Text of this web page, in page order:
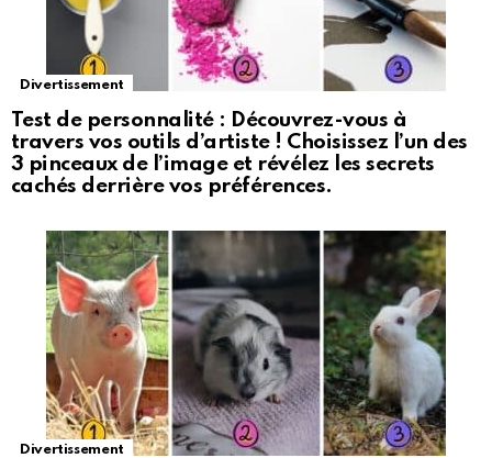
Divertissement
Test de personnalité : Découvrez-vous à
travers vos outils d’artiste ! Choisissez l’un des
3 pinceaux de l’image et révélez les secrets
cachés derrière vos préférences.
Divertissement